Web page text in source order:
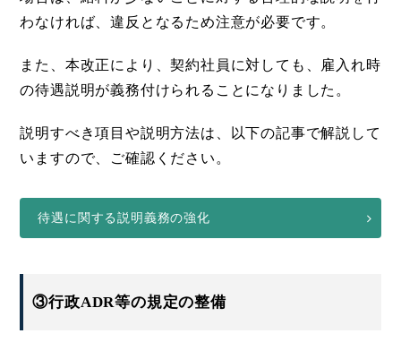
わなければ、違反となるため注意が必要です。
また、本改正により、契約社員に対しても、雇入れ時
の待遇説明が義務付けられることになりました。
説明すべき項目や説明方法は、以下の記事で解説して
いますので、ご確認ください。
待遇に関する説明義務の強化
③行政ADR等の規定の整備